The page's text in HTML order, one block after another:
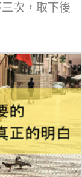
次，取下後